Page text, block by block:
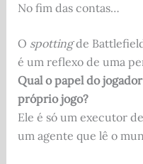
No fim das contas…
O spottingde
é um reflexo de uma
Qual o papel do
próprio jogo?
Ele é só um executor
um agente que lê o